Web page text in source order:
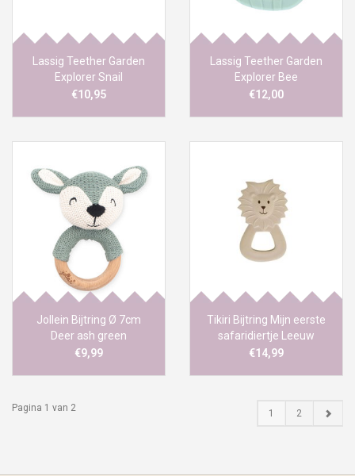
Lassig Teether Garden
Explorer Snail
€10,95
Lassig Teether Garden
Explorer Bee
€12,00
Jollein Bijtring Ø 7cm
Deer ash green
€9,99
Tikiri Bijtring Mijn eerste
safaridiertje Leeuw
€14,99
Pagina 1 van 2 1 2